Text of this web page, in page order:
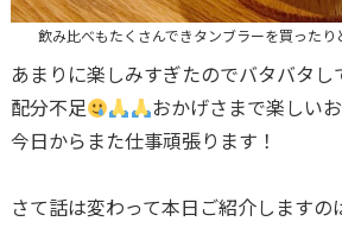
飲み比べもたくさんできタンブラーを買った
あまりに楽しみすぎたのでバタバタ
配分不足
おかげさまで楽しい
今日からまた仕事頑張ります！
さて話は変わって本日ご紹介しますの